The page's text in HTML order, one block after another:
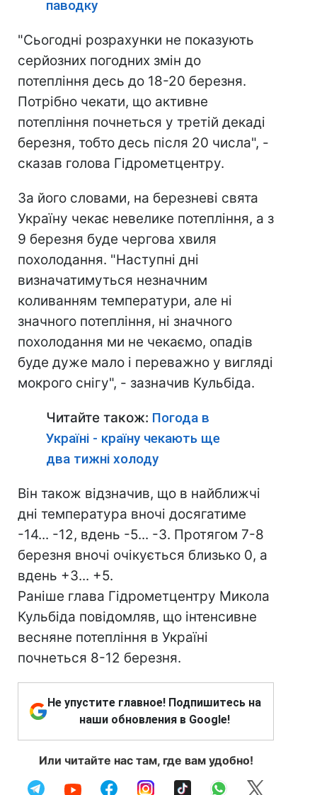
паводку
"Сьогодні розрахунки не показують
серйозних погодних змін до
потепління десь до 18-20 березня.
Потрібно чекати, що активне
потепління почнеться у третій декаді
березня, тобто десь після 20 числа", -
сказав голова Гідрометцентру.
За його словами, на березневі свята
Україну чекає невелике потепління, а з
9 березня буде чергова хвиля
похолодання. "Наступні дні
визначатимуться незначним
коливанням температури, але ні
значного потепління, ні значного
похолодання ми не чекаємо, опадів
буде дуже мало і переважно у вигляді
мокрого снігу", - зазначив Кульбіда.
Читайте також: Погода в
Україні - країну чекають ще
два тижні холоду
Він також відзначив, що в найближчі
дні температура вночі досягатиме
-14... -12, вдень -5... -3. Протягом 7-8
березня вночі очікується близько 0, а
вдень +3... +5.
Раніше глава Гідрометцентру Микола
Кульбіда повідомляв, що інтенсивне
весняне потепління в Україні
почнеться 8-12 березня.
Не упустите главное! Подпишитесь на
наши обновления в Google!
Или читайте нас там, где вам удобно!